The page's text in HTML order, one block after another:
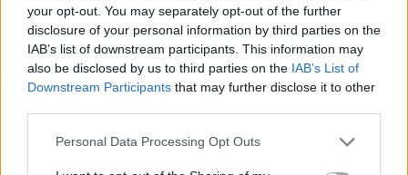
your opt-out. You may separately opt-out of the further
disclosure of your personal information by third parties on the
IAB’s list of downstream participants. This information may
also be disclosed by us to third parties on the IAB’s List of
Downstream Participants that may further disclose it to other
Personal Data Processing Opt Outs
2026. augusztus 03. 11:49
Történelmi hónap volt a július a magyar
tőzsdén
Júliusban közel 5 százalékkal emelkedett a Budapesti